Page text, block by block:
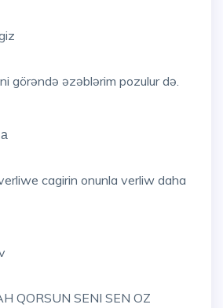
görəndə əzəblərim pozulur də.
cagirin onunla verliw daha
QORSUN SENI SEN OZ